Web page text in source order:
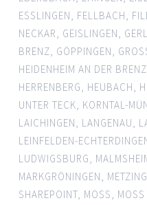
ESSLINGEN, FELLBACH,
NECKAR, GEISLINGEN,
BRENZ, GÖPPINGEN,
HEIDENHEIM AN DER BRENZ
HERRENBERG, HEUBACH,
UNTER TECK, KORNTAL-
LAICHINGEN, LANGENAU,
LEINFELDEN-
LUDWIGSBURG,
MARKGRÖNINGEN,
SHAREPOINT, MOSS,